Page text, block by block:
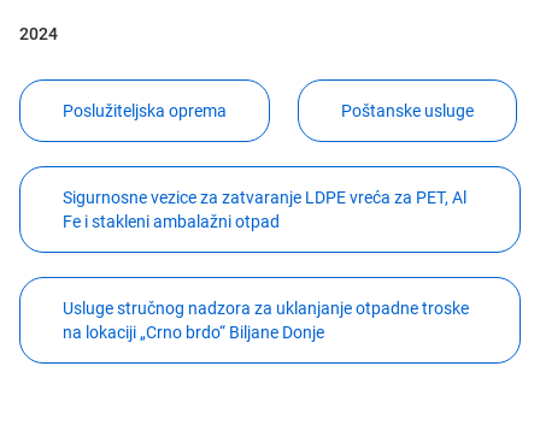
2024
Poslužiteljska oprema Poštanske usluge
Sigurnosne vezice za zatvaranje LDPE vreća za PET, Al
Fe i stakleni ambalažni otpad
Usluge stručnog nadzora za uklanjanje otpadne troske
na lokaciji „Crno brdo“ Biljane Donje